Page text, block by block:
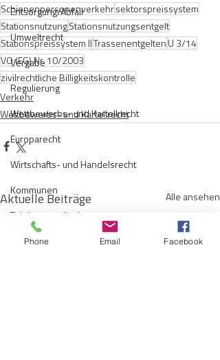
Entsorgung/Abfall
Umweltrecht
Vergabe
Regulierung
Wettbewerbs- und Kartellrecht
Europarecht
Wirtschafts- und Handelsrecht
Kommunen
Telekommunikation
Gesellschaftsrecht
Schienenpersonenverkehrsektorspreissystem
StationsnutzungStationsnutzungsentgelt
Stationspreissystem IITrassenentgeltenU 3/14
VO (EG) Nr. 10/2003
zivilrechtliche Billigkeitskontrolle
Verkehr
Wettbewerbs- und Kartellrecht
Aktuelle Beiträge Alle ansehen
Phone Email Facebook